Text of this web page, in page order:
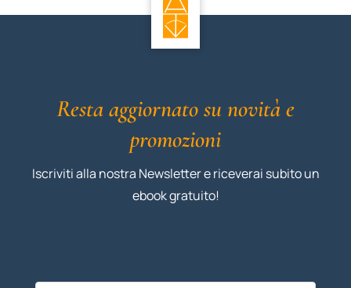
Resta aggiornato su novità e
promozioni
Iscriviti alla nostra Newsletter e riceverai subito un
ebook gratuito!